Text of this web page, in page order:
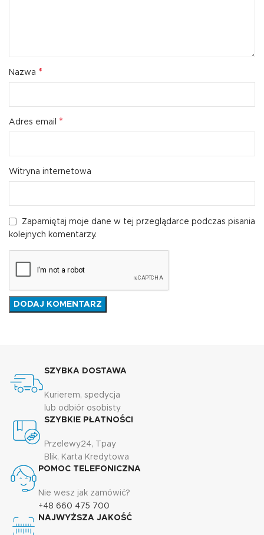
Nazwa *
Adres email *
Witryna internetowa
Zapamiętaj moje dane w tej przeglądarce podczas pisania
kolejnych komentarzy.
SZYBKA DOSTAWA
Kurierem, spedycja
lub odbiór osobisty
SZYBKIE PŁATNOŚCI
Przelewy24, Tpay
Blik, Karta Kredytowa
POMOC TELEFONICZNA
Nie wesz jak zamówić?
+48 660 475 700
NAJWYŻSZA JAKOŚĆ